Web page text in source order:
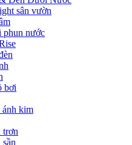
sân vườn
phun nước
bơi
kim
trơn